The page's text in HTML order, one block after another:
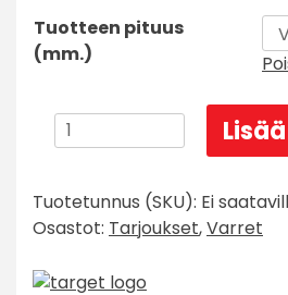
on:
6,90 €.
Tuotteen pituus
(mm.)
Target
Pro
Spin
Varret
3
Tuotetunnus (SKU): Ei
Osastot: Tarjoukset,Varret